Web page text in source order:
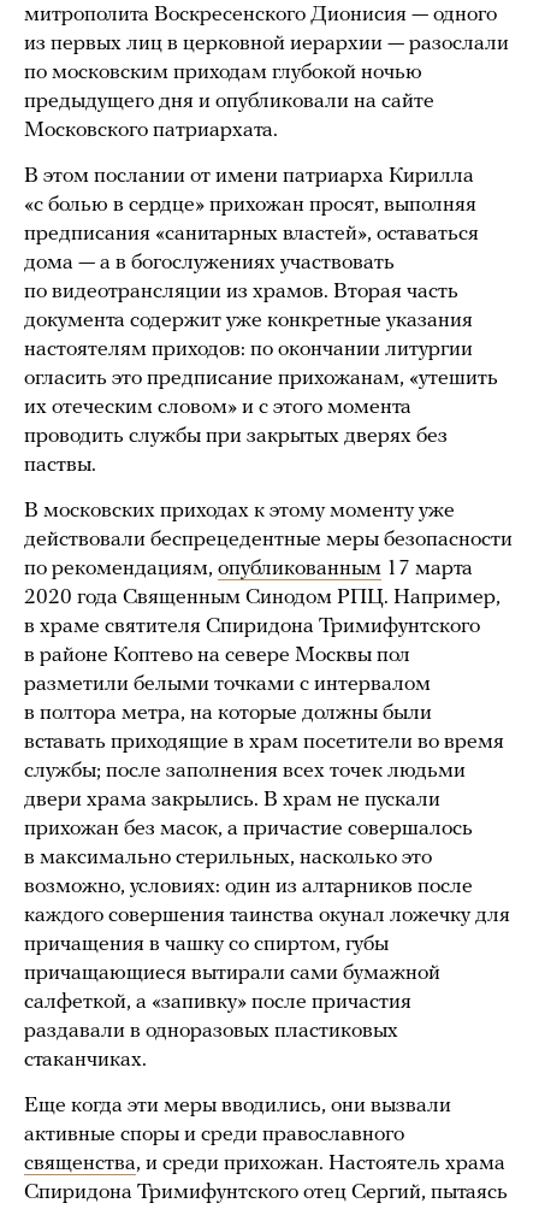
митрополита Воскресенского Дионисия — одного
из первых лиц в церковной иерархии — разослали
по московским приходам глубокой ночью
предыдущего дня и опубликовали на сайте
Московского патриархата.
В этом послании от имени патриарха Кирилла
«с болью в сердце» прихожан просят, выполняя
предписания «санитарных властей», оставаться
дома — а в богослужениях участвовать
по видеотрансляции из храмов. Вторая часть
документа содержит уже конкретные указания
настоятелям приходов: по окончании литургии
огласить это предписание прихожанам, «утешить
их отеческим словом» и с этого момента
проводить службы при закрытых дверях без
паствы.
В московских приходах к этому моменту уже
действовали беспрецедентные меры безопасности
по рекомендациям, опубликованным 17 марта
2020 года Священным Синодом РПЦ. Например,
в храме святителя Спиридона Тримифунтского
в районе Коптево на севере Москвы пол
разметили белыми точками с интервалом
в полтора метра, на которые должны были
вставать приходящие в храм посетители во время
службы; после заполнения всех точек людьми
двери храма закрылись. В храм не пускали
прихожан без масок, а причастие совершалось
в максимально стерильных, насколько это
возможно, условиях: один из алтарников после
каждого совершения таинства окунал ложечку для
причащения в чашку со спиртом, губы
причащающиеся вытирали сами бумажной
салфеткой, а «запивку» после причастия
раздавали в одноразовых пластиковых
стаканчиках.
Еще когда эти меры вводились, они вызвали
активные споры и среди православного
священства, и среди прихожан. Настоятель храма
Спиридона Тримифунтского отец Сергий, пытаясь